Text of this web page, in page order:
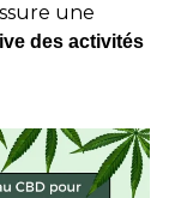
une
des activités